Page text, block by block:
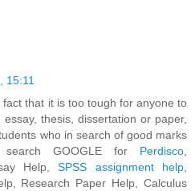
15:11
that it is too tough for anyone to
thesis, dissertation or paper,
who in search of good marks
search GOOGLE for Perdisco
Help,SPSS assignment help
Research Paper Help, Calculus